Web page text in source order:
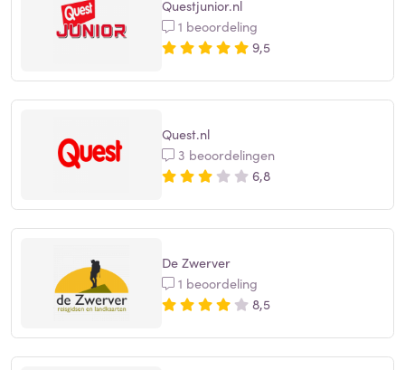
Questjunior.nl
1 beoordeling
9,5
Quest.nl
3 beoordelingen
6,8
De Zwerver
1 beoordeling
8,5